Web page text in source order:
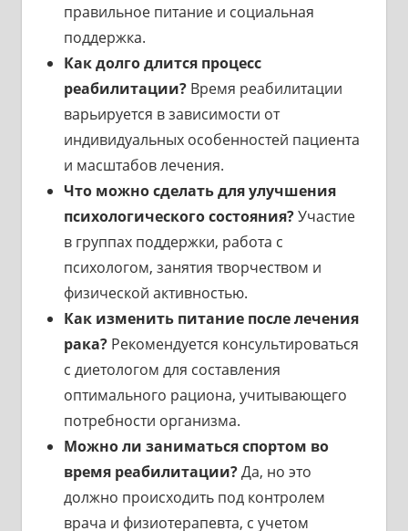
правильное питание и социальная
поддержка.
Как долго длится процесс
реабилитации?Время реабилитации
варьируется в зависимости от
индивидуальных особенностей пациента
и масштабов лечения.
Что можно сделать для улучшения
психологического состояния?Участие
в группах поддержки, работа с
психологом, занятия творчеством и
физической активностью.
Как изменить питание после лечения
рака?Рекомендуется консультироваться
с диетологом для составления
оптимального рациона, учитывающего
потребности организма.
Можно ли заниматься спортом во
время реабилитации?Да, но это
должно происходить под контролем
врача и физиотерапевта, с учетом